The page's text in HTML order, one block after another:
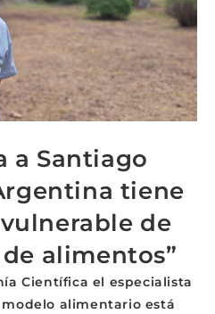
a Santiago
tiene
de
alimentos”
Científica el especialista
alimentario está